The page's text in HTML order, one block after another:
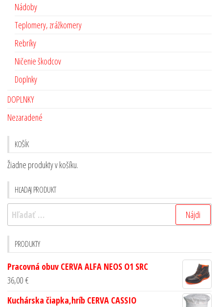
Nádoby
Teplomery, zrážkomery
Rebríky
Ničenie škodcov
Doplnky
DOPLNKY
Nezaradené
KOŠÍK
Žiadne produkty v košíku.
HĽADAJ PRODUKT
PRODUKTY
Pracovná obuv CERVA ALFA NEOS O1 SRC
36,00 €
Kuchárska čiapka,hríb CERVA CASSIO